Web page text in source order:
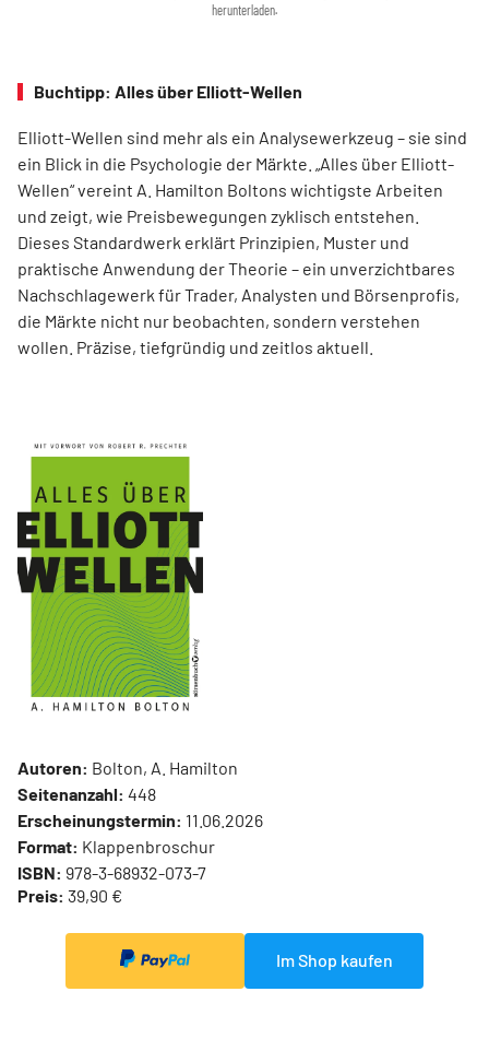
herunterladen.
Buchtipp: Alles über Elliott-Wellen
Elliott-Wellen sind mehr als ein Analysewerkzeug – sie sind
ein Blick in die Psychologie der Märkte. „Alles über Elliott-
Wellen“ vereint A. Hamilton Boltons wichtigste Arbeiten
und zeigt, wie Preisbewegungen zyklisch entstehen.
Dieses Standardwerk erklärt Prinzipien, Muster und
praktische Anwendung der Theorie – ein unverzichtbares
Nachschlagewerk für Trader, Analysten und Börsenprofis,
die Märkte nicht nur beobachten, sondern verstehen
wollen. Präzise, tiefgründig und zeitlos aktuell.
Autoren: Bolton, A. Hamilton
Seitenanzahl: 448
Erscheinungstermin: 11.06.2026
Format: Klappenbroschur
ISBN: 978-3-68932-073-7
Preis: 39,90 €
Im Shop kaufen